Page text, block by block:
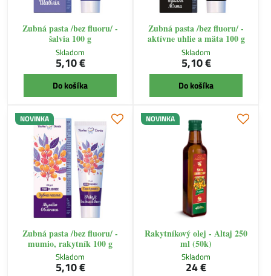
Zubná pasta /bez fluoru/ -
šalvia 100 g
Skladom
5,10 €
Do košíka
Zubná pasta /bez fluoru/ -
aktívne uhlie a mäta 100 g
Skladom
5,10 €
Do košíka
NOVINKA
Zubná pasta /bez fluoru/ -
mumio, rakytník 100 g
Skladom
5,10 €
NOVINKA
Rakytníkový olej - Altaj 250
ml (50k)
Skladom
24 €